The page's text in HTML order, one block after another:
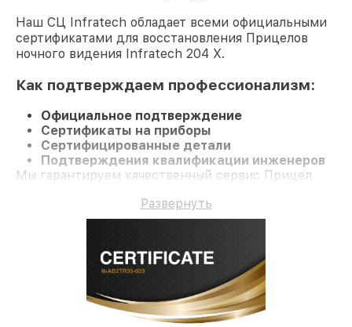
Наш СЦ Infratech обладает всеми официальными
сертификатами для восстановления Прицелов
ночного видения Infratech 204 Х.
Как подтверждаем профессионализм:
Официальное подтверждение
Сертификаты на приборы
Сертифицированные детали
Подтверждения квалификации инженеров
Мы гарантируем качественный сервис Прицел
Развернуть